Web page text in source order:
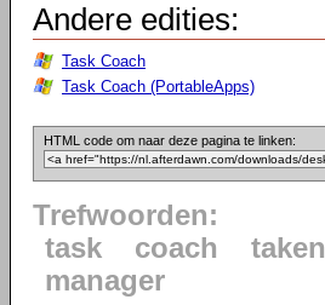
Andere edities:
Task Coach
Task Coach (PortableApps)
HTML code om naar deze pagina te linken:
Trefwoorden:
task
coach taken
manager